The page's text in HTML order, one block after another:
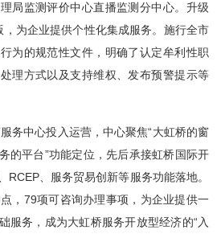
局监测评价中心直播监测分中心。升级
为企业提供个性化集成服务。施行全市
为的规范性文件，明确了认定牟利性职
理方式以及支持维权、发布预警提示等
中心投入运营，中心聚焦“大虹桥的窗
的平台”功能定位，先后承接虹桥国际开
RCEP、服务贸易创新等服务功能落地。
，79项可咨询办理事项，为企业提供一
服务，成为大虹桥服务开放型经济的“入